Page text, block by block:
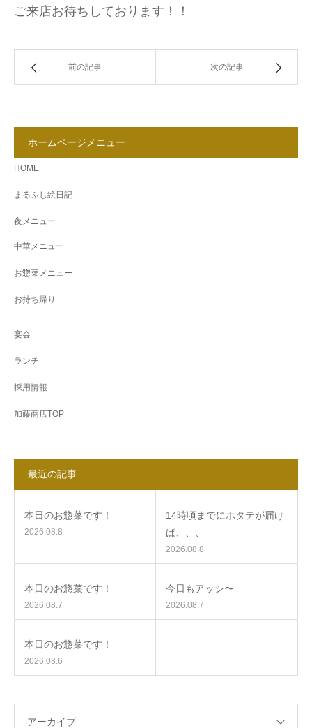
ご来店お待ちしております！！
前の記事 次の記事
ホームページメニュー
HOME
まるふじ絵日記
夜メニュー
中華メニュー
お惣菜メニュー
お持ち帰り
宴会
ランチ
採用情報
加藤商店TOP
最近の記事
本日のお惣菜です！
2026.08.8
14時頃までにホタテが届け
ば、、、
2026.08.8
本日のお惣菜です！
2026.08.7
今日もアッシ〜
2026.08.7
本日のお惣菜です！
2026.08.6
アーカイブ